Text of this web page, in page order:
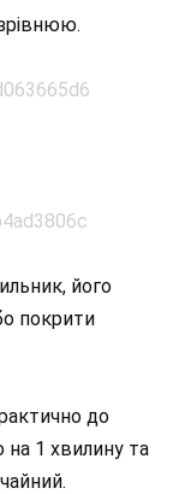
його
покрити
до
1 хвилину та